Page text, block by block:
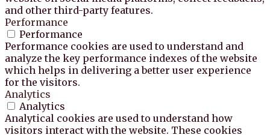
and other third-party features.
Performance
Performance
Performance cookies are used to understand and
analyze the key performance indexes of the website
which helps in delivering a better user experience
for the visitors.
Analytics
Analytics
Analytical cookies are used to understand how
visitors interact with the website. These cookies